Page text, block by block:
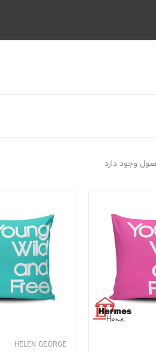
HELEN GEORGE